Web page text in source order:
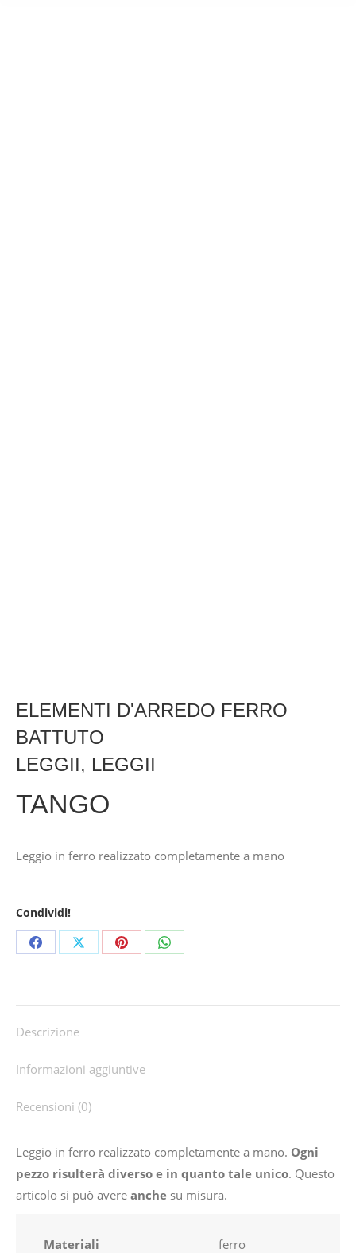
ELEMENTI D'ARREDO FERRO
BATTUTO
LEGGII, LEGGII
TANGO
Leggio in ferro realizzato completamente a mano
Condividi!
Share Share Share Share
Descrizione
Informazioni aggiuntive
Recensioni (0)
Leggio in ferro realizzato completamente a mano. Ogni
pezzo risulterà diverso e in quanto tale unico. Questo
articolo si può avere anche su misura.
Materiali ferro